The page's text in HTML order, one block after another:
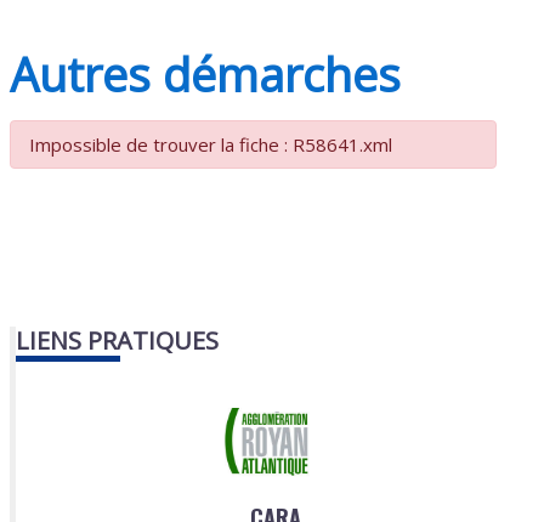
Autres démarches
Impossible de trouver la fiche : R58641.xml
LIENS PRATIQUES